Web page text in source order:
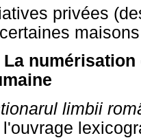
privées
La numérisation
limbii
l'ouvrage